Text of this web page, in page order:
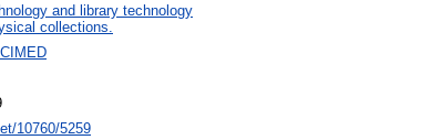
and library technology
collections.
10760/5259